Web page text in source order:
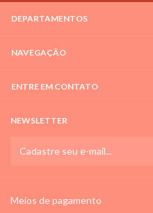
DEPARTAMENTOS
NAVEGAÇÃO
ENTRE EM CONTATO
NEWSLETTER
Meios de pagamento